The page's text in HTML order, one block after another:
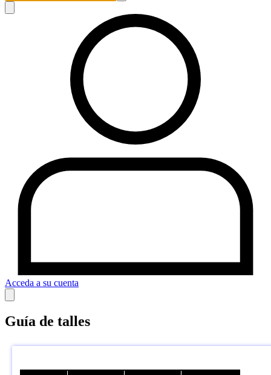
Acceda a su cuenta
Guía de talles